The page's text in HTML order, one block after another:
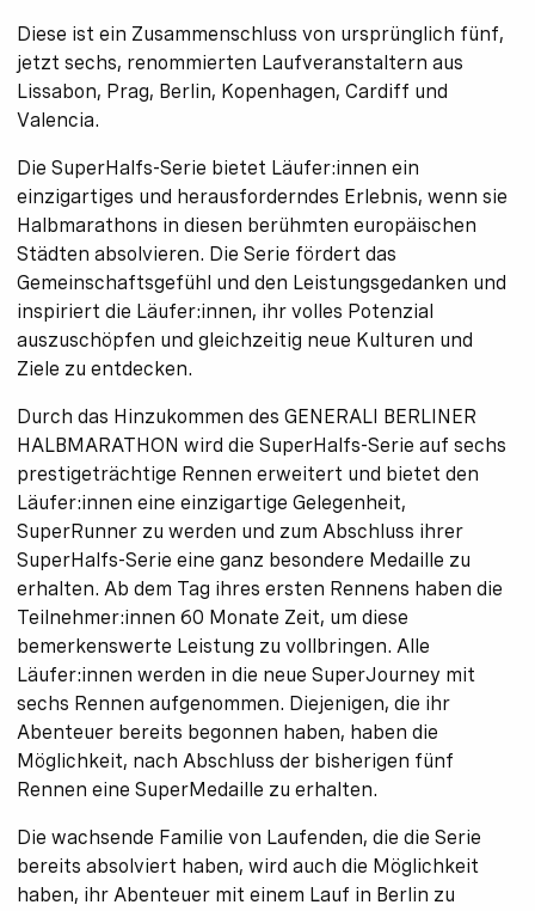
Diese ist ein Zusammenschluss von ursprünglich fünf,
jetzt sechs, renommierten Laufveranstaltern aus
Lissabon, Prag, Berlin, Kopenhagen, Cardiff und
Valencia.
Die SuperHalfs-Serie bietet Läufer:innen ein
einzigartiges und herausforderndes Erlebnis, wenn sie
Halbmarathons in diesen berühmten europäischen
Städten absolvieren. Die Serie fördert das
Gemeinschaftsgefühl und den Leistungsgedanken und
inspiriert die Läufer:innen, ihr volles Potenzial
auszuschöpfen und gleichzeitig neue Kulturen und
Ziele zu entdecken.
Durch das Hinzukommen des GENERALI BERLINER
HALBMARATHON wird die SuperHalfs-Serie auf sechs
prestigeträchtige Rennen erweitert und bietet den
Läufer:innen eine einzigartige Gelegenheit,
SuperRunner zu werden und zum Abschluss ihrer
SuperHalfs-Serie eine ganz besondere Medaille zu
erhalten. Ab dem Tag ihres ersten Rennens haben die
Teilnehmer:innen 60 Monate Zeit, um diese
bemerkenswerte Leistung zu vollbringen. Alle
Läufer:innen werden in die neue SuperJourney mit
sechs Rennen aufgenommen. Diejenigen, die ihr
Abenteuer bereits begonnen haben, haben die
Möglichkeit, nach Abschluss der bisherigen fünf
Rennen eine SuperMedaille zu erhalten.
Die wachsende Familie von Laufenden, die die Serie
bereits absolviert haben, wird auch die Möglichkeit
haben, ihr Abenteuer mit einem Lauf in Berlin zu